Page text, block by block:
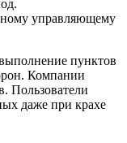
управляющему
пунктов
Компании
Пользователи
даже при крахе